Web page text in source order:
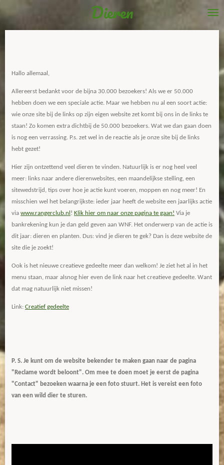
Dieren
Hallo allemaal,
Allereerst bedankt voor de bijna 30.000 bezoekers! Als we er 50.000
hebben doen we een speciale actie. Maar we hebben nu al een soort actie:
wie onze site bij de links op zijn eigen website zet komt bij ons in de links te
staan! Zo komen extra dichtbij de 50.000 bezoekers. Wat we dan gaan doen
is nog een verrassing. P.s. zet wel in de reactie als je onze site bij de links
hebt gezet!
Hier zijn ontzettend veel dieren te vinden. Natuurlijk is er nog heel veel
meer: links naar andere dierenwebsites, een maandelijkse stelling, een
sitewedstrijd, tips over hoe je actie kunt voeren, moppen en nog meer! En
misschien wel het belangrijkste: ieder jaar heeft de website een jaarlijks actie
via www.rangerclub.nl ! Klik hier om naar onze pagina te gaan! Via je
bankrekening kun je dan geld geven aan WNF. Het onderwerp van de actie is
dit jaar: dieren en planten. Dus: vind je dieren te gek? Dan is deze website de
site die je zoekt!
Ook is het nieuwe creatieve gedeelte meer dan welkom! Je ziet het al in het
menu staan, maar alsnog hier even de link naar het creatieve gedeelte. Want
dat mag natuurlijk niet missen!
Link: Creatief gedeelte
P. S. Je kunt om de website bekender te maken gaan naar de pagina
"Reclame wordt beloont". Om mee te doen moet je eerst de pagina
"Contact" bezoeken waarna je een foto stuurt. Het is vereist een foto
van een wild dier te sturen.